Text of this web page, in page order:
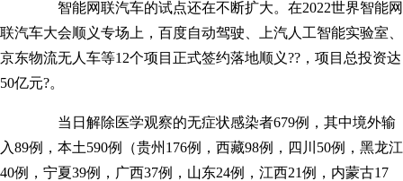
智能网联汽车的试点还在不断扩大。在2022世界智能网
联汽车大会顺义专场上，百度自动驾驶、上汽人工智能实验室、
京东物流无人车等12个项目正式签约落地顺义??，项目总投资达
50亿元?。
当日解除医学观察的无症状感染者679例，其中境外输
入89例，本土590例（贵州176例，西藏98例，四川50例，黑龙江
40例，宁夏39例，广西37例，山东24例，江西21例，内蒙古17